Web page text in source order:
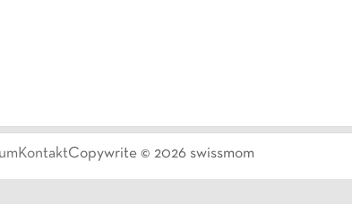
KontaktCopywrite © 2026 swissmom